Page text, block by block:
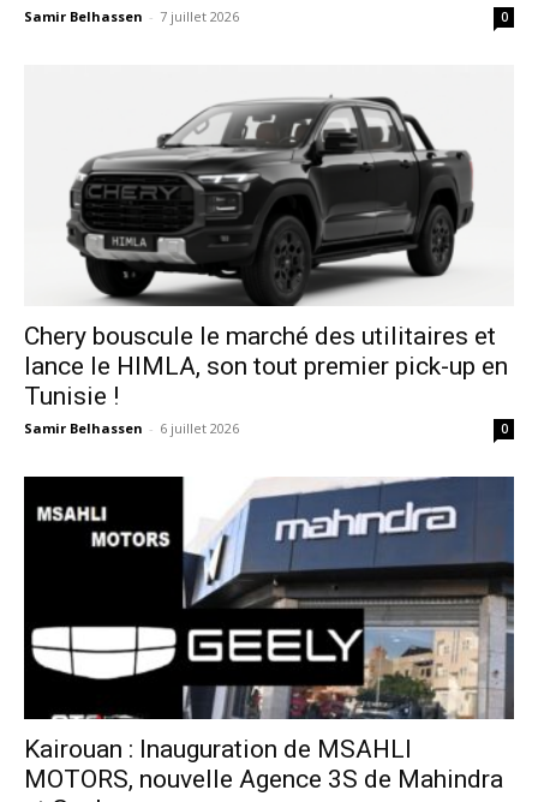
Samir Belhassen - 7 juillet 2026 0
Chery bouscule le marché des utilitaires et
lance le HIMLA, son tout premier pick-up en
Tunisie !
Samir Belhassen - 6 juillet 2026 0
Kairouan : Inauguration de MSAHLI
MOTORS, nouvelle Agence 3S de Mahindra